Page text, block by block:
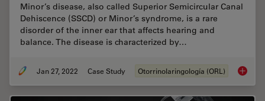
Minor’s disease, also called Superior Semicircular Canal
Dehiscence (SSCD) or Minor’s syndrome, is a rare
disorder of the inner ear that affects hearing and
balance. The disease is characterized by…
Jan 27, 2022 Case Study Otorrinolaringología (ORL)